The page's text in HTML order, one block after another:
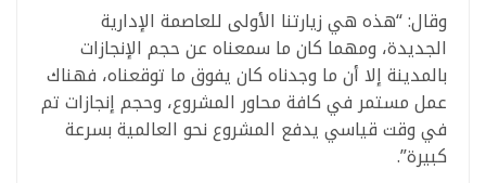
وقال: “هذه هي زيارتنا الأولى للعاصمة الإدارية
الجديدة، ومهما كان ما سمعناه عن حجم الإنجازات
بالمدينة إلا أن ما وجدناه كان يفوق ما توقعناه، فهناك
عمل مستمر في كافة محاور المشروع، وحجم إنجازات تم
في وقت قياسي يدفع المشروع نحو العالمية بسرعة
كبيرة”.